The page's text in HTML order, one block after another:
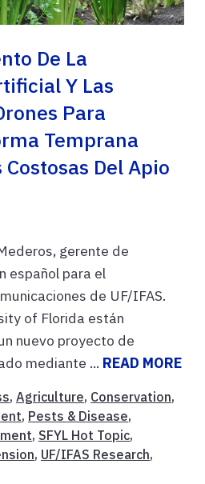
De La
Y Las
Para
Temprana
Del Apio
gerente de
español para el
de UF/IFAS.
of Florida están
nuevo proyecto de
mediante ... READ MORE
, Agriculture, Conservation,
, Pests & Disease,
, SFYL Hot Topic,
, UF/IFAS Research,